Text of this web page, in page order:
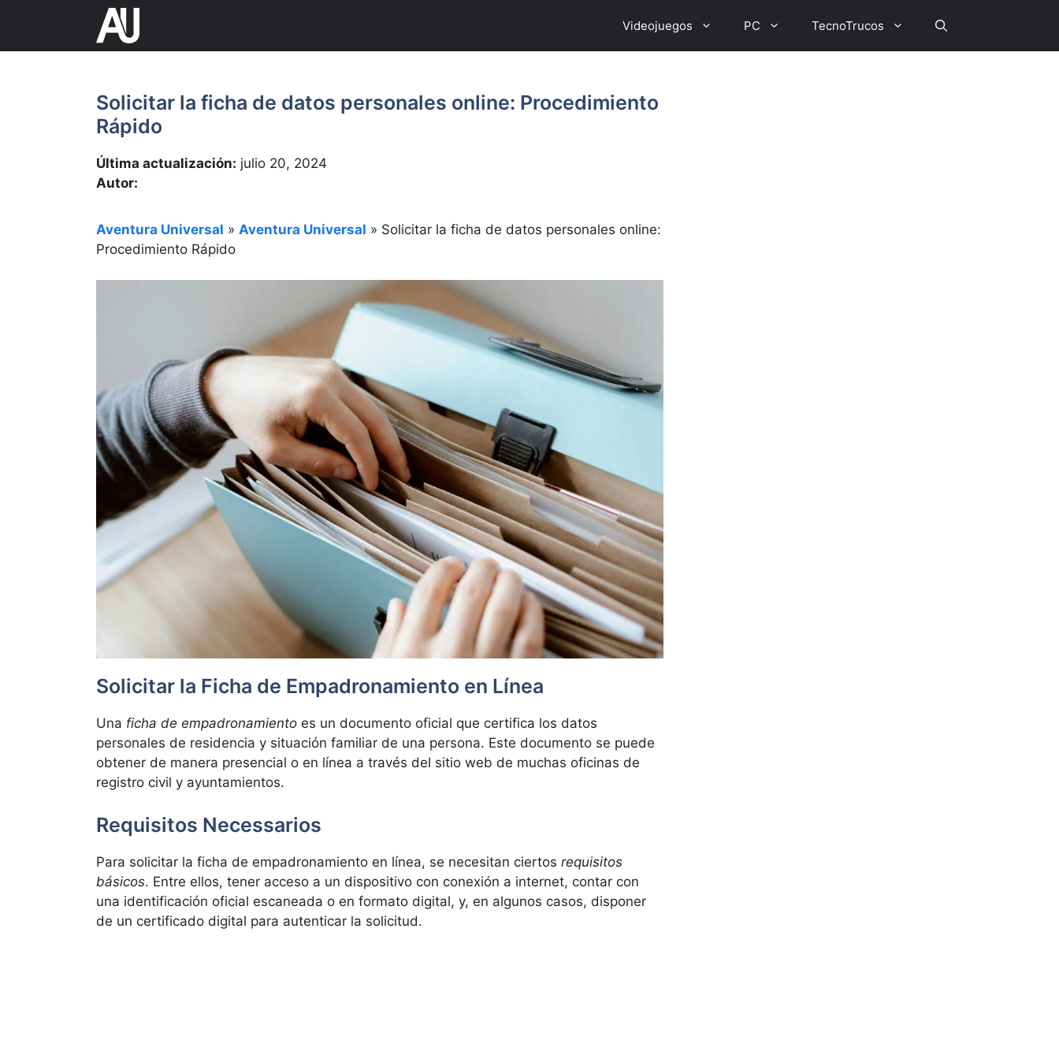
contenido
Videojuegos PC TecnoTrucos
Solicitar la ficha de datos personales online: Procedimiento
Rápido
Última actualización: julio 20, 2024
Autor:
Aventura Universal » Aventura Universal » Solicitar la ficha de datos personales online:
Procedimiento Rápido
Solicitar la Ficha de Empadronamiento en Línea
Una ficha de empadronamiento es un documento oficial que certifica los datos
personales de residencia y situación familiar de una persona. Este documento se puede
obtener de manera presencial o en línea a través del sitio web de muchas oficinas de
registro civil y ayuntamientos.
Requisitos Necessarios
Para solicitar la ficha de empadronamiento en línea, se necesitan ciertos requisitos
básicos. Entre ellos, tener acceso a un dispositivo con conexión a internet, contar con
una identificación oficial escaneada o en formato digital, y, en algunos casos, disponer
de un certificado digital para autenticar la solicitud.